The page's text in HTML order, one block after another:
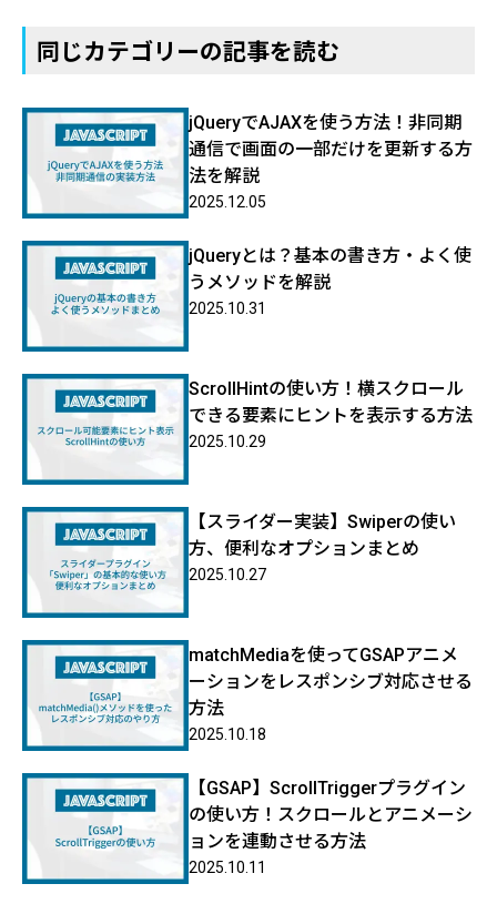
同じカテゴリーの記事を読む
jQueryでAJAXを使う方法！非同期
通信で画面の一部だけを更新する方
法を解説
2025.12.05
jQueryとは？基本の書き方・よく使
うメソッドを解説
2025.10.31
ScrollHintの使い方！横スクロール
できる要素にヒントを表示する方法
2025.10.29
【スライダー実装】Swiperの使い
方、便利なオプションまとめ
2025.10.27
matchMediaを使ってGSAPアニメ
ーションをレスポンシブ対応させる
方法
2025.10.18
【GSAP】ScrollTriggerプラグイン
の使い方！スクロールとアニメーシ
ョンを連動させる方法
2025.10.11